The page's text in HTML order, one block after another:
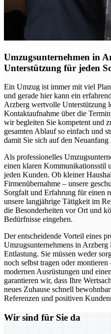
Umzugsunternehmen in
Unterstützung für jeden
Ein Umzug ist immer mit viel
und gerade hier kann ein
Arzberg wertvolle Unterstützung
Kontaktaufnahme über die
wir begleiten Sie kompetent und
gesamten Ablauf so einfach und
damit Sie sich auf den
Als professionelles
einen klaren Kommunikationsstil
jeden Kunden. Ob kleiner
Firmenübernahme – unsere
Sorgfalt und Erfahrung für einen
unsere langjährige Tätigkeit im
die Besonderheiten vor Ort und
Bedürfnisse eingehen.
Der entscheidende Vorteil eines
Umzugsunternehmens in
Entlastung. Sie müssen weder
noch selbst tragen oder
modernen Ausrüstungen und
garantieren wir, dass Ihre
neues Zuhause schnell
Referenzen und positiven
Wir sind für Sie da